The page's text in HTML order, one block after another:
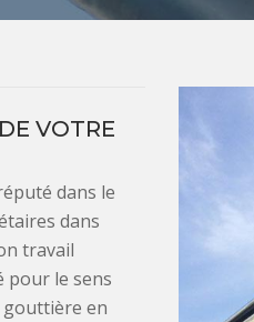
VOTRE
dans le
dans
travail
pour le sens
en